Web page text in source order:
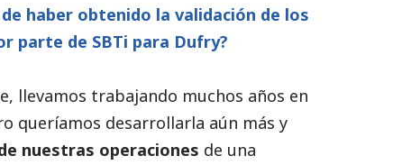
haber obtenido la validación de los
parte de SBTi para Dufry?
llevamos trabajando muchos años en
queríamos desarrollarla aún más y
nuestras operaciones de una